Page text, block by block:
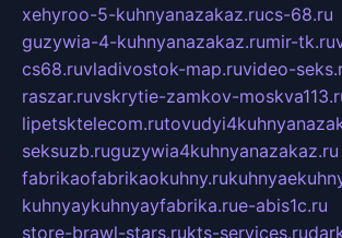
xehyroo-5-kuhnyanazakaz.rucs-68.ru
guzywia-4-kuhnyanazakaz.rumir-tk.ru
cs68.ruvladivostok-map.ruvideo-
raszar.ruvskrytie-zamkov-
lipetsktelecom.ru
seksuzb.ruguzywia4kuhnyanazakaz.ru
fabrikaofabrikaokuhny.ru
kuhnyaykuhnyayfabrika.rue-abis1c.ru
store-brawl-stars.rukts-services.ru